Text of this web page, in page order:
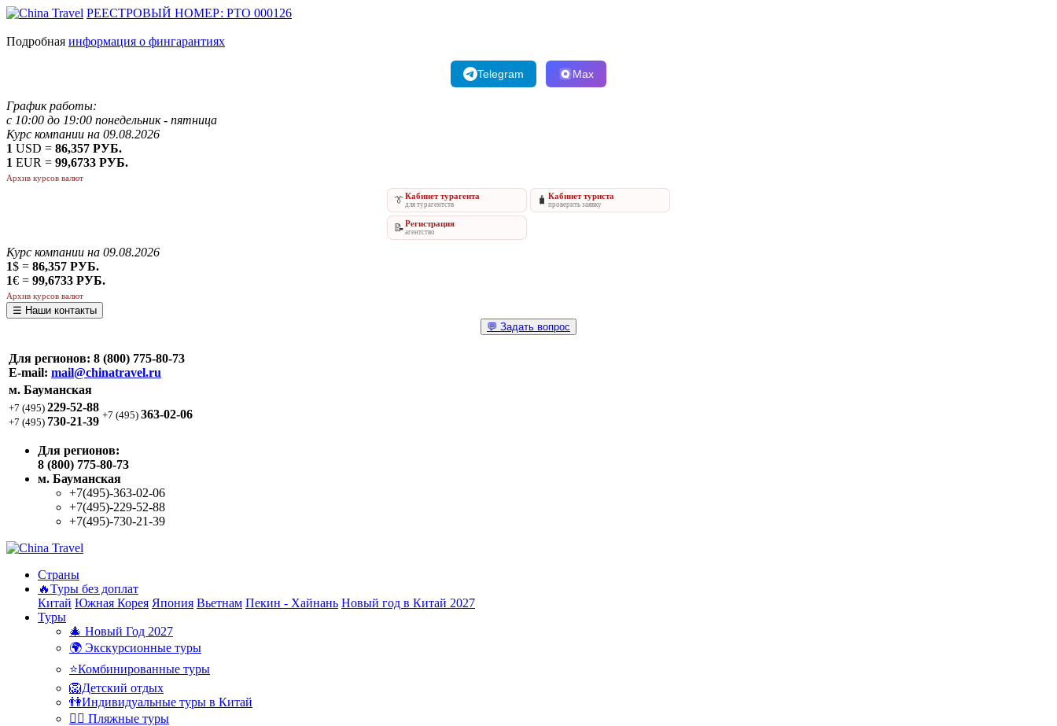
РЕЕСТРОВЫЙ НОМЕР: РТО 000126
Подробная информация о фингарантиях
Telegram Max
График работы:
с 10:00 до 19:00 понедельник - пятница
Курс компании на 09.08.2026
1 USD = 86,357 РУБ.
1 EUR = 99,6733 РУБ.
Архив курсов валют
👔Кабинет турагента
для турагентств 🧳 Кабинет туриста
проверить заявку
📝Регистрация
агентство
Курс компании на 09.08.2026
1$ = 86,357 РУБ.
1€ = 99,6733 РУБ.
Архив курсов валют
☰ Наши контакты
💬 Задать вопрос
Для регионов: 8 (800) 775-80-73
E-mail: mail@chinatravel.ru
м. Бауманская
+7 (495) 229-52-88
+7 (495) 730-21-39 +7 (495) 363-02-06
Для регионов:
8 (800) 775-80-73
м. Бауманская
+7(495)-363-02-06
+7(495)-229-52-88
+7(495)-730-21-39
Страны
🔥Туры без доплат
Китай Южная Корея Япония Вьетнам Пекин - Хайнань Новый год в Китай 2027
Туры
🎄 Новый Год 2027
🌍 Экскурсионные туры
⭐Комбинированные туры
🦁Детский отдых
👫Индивидуальные туры в Китай
🏊‍♂ Пляжные туры